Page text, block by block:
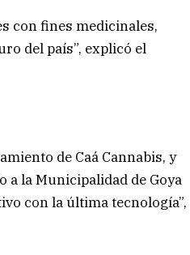
con fines medicinales,
del país”, explicó el
de Caá Cannabis, y
a la Municipalidad de Goya
con la última tecnología”,